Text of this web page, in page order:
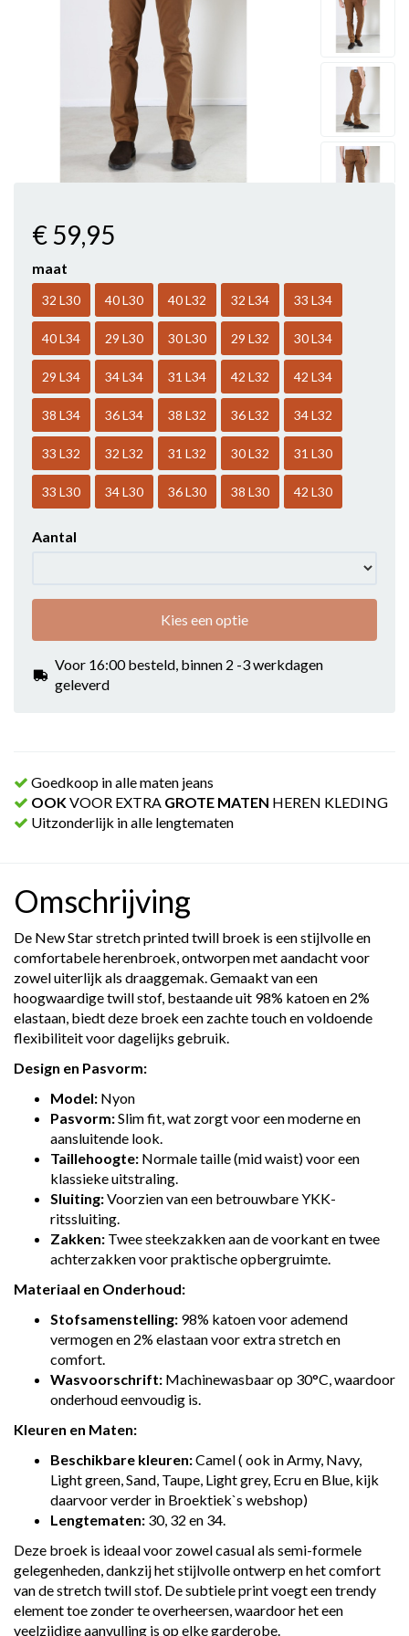
€ 59,95
maat
32 L30 40 L30 40 L32 32 L34 33 L34
40 L34 29 L30 30 L30 29 L32 30 L34
29 L34 34 L34 31 L34 42 L32 42 L34
38 L34 36 L34 38 L32 36 L32 34 L32
33 L32 32 L32 31 L32 30 L32 31 L30
33 L30 34 L30 36 L30 38 L30 42 L30
Aantal
Kies een optie
Voor 16:00 besteld, binnen 2 -3 werkdagen
geleverd
Goedkoop in alle maten jeans
OOKVOOR EXTRA GROTE MATEN HEREN KLEDING
Uitzonderlijk in alle lengtematen
Omschrijving
De New Star stretch printed twill broek is een stijlvolle en
comfortabele herenbroek, ontworpen met aandacht voor
zowel uiterlijk als draaggemak. Gemaakt van een
hoogwaardige twill stof, bestaande uit 98% katoen en 2%
elastaan, biedt deze broek een zachte touch en voldoende
flexibiliteit voor dagelijks gebruik.
Design en Pasvorm:
Model: Nyon
Pasvorm:Slim fit, wat zorgt voor een moderne en
aansluitende look.
Taillehoogte: Normale taille (mid waist) voor een
klassieke uitstraling.
Sluiting:Voorzien van een betrouwbare YKK-
ritssluiting.
Zakken: Twee steekzakken aan de voorkant en twee
achterzakken voor praktische opbergruimte.
Materiaal en Onderhoud:
Stofsamenstelling: 98% katoen voor ademend
vermogen en 2% elastaan voor extra stretch en
comfort.
Wasvoorschrift: Machinewasbaar op 30°C, waardoor
onderhoud eenvoudig is.
Kleuren en Maten:
Beschikbare kleuren:Camel ( ook in Army, Navy,
Light green, Sand, Taupe, Light grey, Ecru en Blue, kijk
daarvoor verder in Broektiek`s webshop)
Lengtematen: 30, 32 en 34.
Deze broek is ideaal voor zowel casual als semi-formele
gelegenheden, dankzij het stijlvolle ontwerp en het comfort
van de stretch twill stof. De subtiele print voegt een trendy
element toe zonder te overheersen, waardoor het een
veelzijdige aanvulling is op elke garderobe.